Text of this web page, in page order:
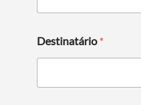
Termo de Pesquisa
Destinatário *